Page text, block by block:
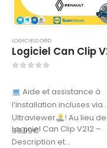
LOGICIELS OBD
Aide et assistance à
l’installation incluses via
Ultraviewer
! Au lieu de
39.99€
Logiciel Can Clip V212 –
Description et